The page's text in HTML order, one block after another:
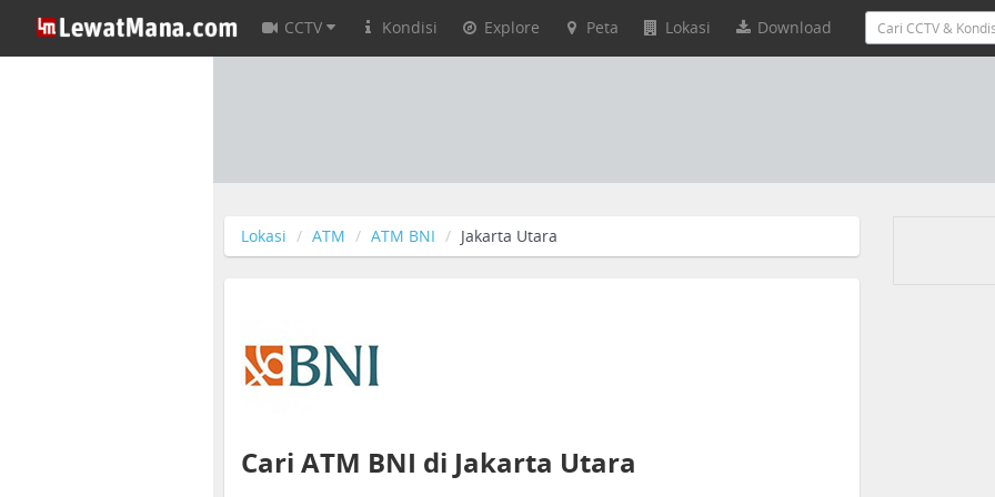
CCTV Kondisi Explore Peta Lokasi Download
Lokasi ATM ATM BNI Jakarta Utara
Cari ATM BNI di Jakarta Utara